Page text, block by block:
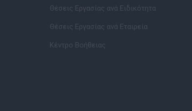
Θέσεις Εργασίας ανά Ειδικότητα
Θέσεις Εργασίας ανά Εταιρεία
Κέντρο Βοήθειας